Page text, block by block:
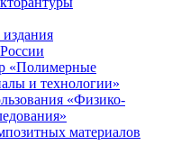
«Полимерные
и технологии»
«Физико-
материалов